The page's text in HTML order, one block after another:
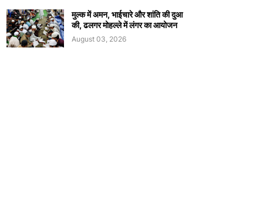
मुल्क में अमन, भाईचारे और शांति की दुआ
की, ढलगर मोहल्ले में लंगर का आयोजन
August 03, 2026